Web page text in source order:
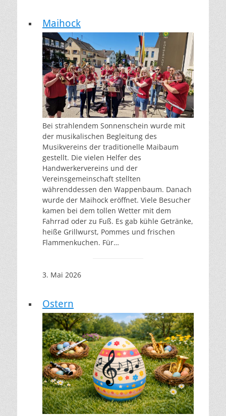
Maihock
Bei strahlendem Sonnenschein wurde mit
der musikalischen Begleitung des
Musikvereins der traditionelle Maibaum
gestellt. Die vielen Helfer des
Handwerkervereins und der
Vereinsgemeinschaft stellten
währenddessen den Wappenbaum. Danach
wurde der Maihock eröffnet. Viele Besucher
kamen bei dem tollen Wetter mit dem
Fahrrad oder zu Fuß. Es gab kühle Getränke,
heiße Grillwurst, Pommes und frischen
Flammenkuchen. Für…
3. Mai 2026
Ostern